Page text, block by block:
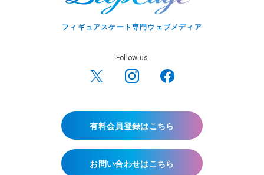
フィギュアスケート専門ウェブメディア
Follow us
有料会員登録はこちら
お問い合わせはこちら